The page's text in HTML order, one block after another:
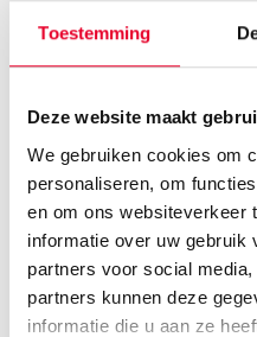
Toestemming
Deze website maakt
We gebruiken cookies om
personaliseren, om
en om ons websiteverkeer
informatie over uw gebruik
partners voor social
partners kunnen deze
informatie die u aan ze
naar:
Recent
Velotic, voorheen GE
Gartner 2026 Market
Ontdek Proficy
Waarom uw Proficy
moderniseren
Proficy Operations
Proficy 2026